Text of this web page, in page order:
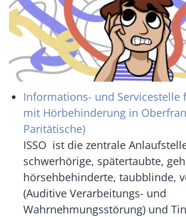
Informations- und Servicestelle
mit Hörbehinderung in
Paritätische)
ISSO ist die zentrale
schwerhörige, spätertaubte,
hörsehbehinderte, taubblinde,
(Auditive Verarbeitungs- und
Wahrnehmungsstörung) und